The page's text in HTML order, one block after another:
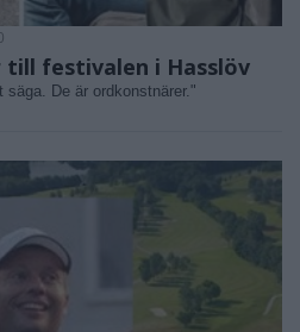
till festivalen i Hasslöv
De är ordkonstnärer."